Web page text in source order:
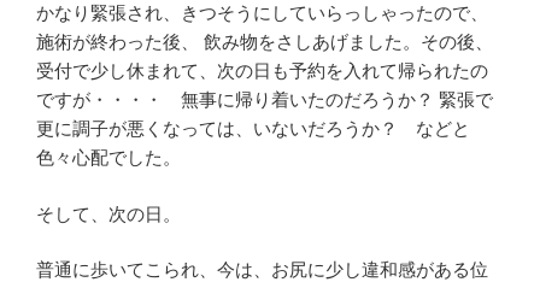
かなり緊張され、きつそうにしていらっしゃったので、
施術が終わった後、 飲み物をさしあげました。その後、
受付で少し休まれて、次の日も予約を入れて帰られたの
ですが・・・・ 無事に帰り着いたのだろうか？ 緊張で
更に調子が悪くなっては、いないだろうか？ などと
色々心配でした。
そして、次の日。
普通に歩いてこられ、今は、お尻に少し違和感がある位